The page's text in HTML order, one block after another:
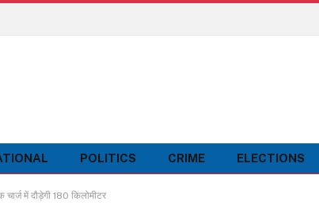
POLITICS CRIME ELECTIONS
में दौड़ेगी 180 किलोमीटर